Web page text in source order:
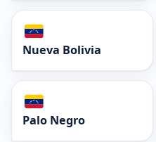
Nueva Bolivia
Palo Negro